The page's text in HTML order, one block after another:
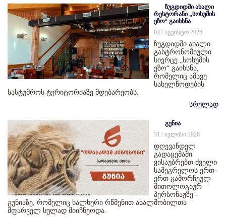
ზუგდიდში ახალი
რესტორანი „სოხუმის
ეზო“ გაიხსნა
04 / აგვისტო 2026
ზუგდიდში ახალი
გასტრონომიული
სივრცე „სოხუმის
ეზო“ გაიხსნა,
რომელიც ამავე
სახელწოდების
სასტუმროს ტერიტორიაზე მდებარეობს.
სრულად
გუნია
31 / ივლისი 2026
დღევანდელ
გადაცემაში
ვისაუბრებთ ძველი
სამეგრელოს ერთ-
ერთ გამორჩეულ
მითოლოგიურ
პერსონაჟზე -
გუნიაზე, რომელიც ხალხური რწმენით ახალშობილთა
მფარველ სულად მიიჩნეოდა.